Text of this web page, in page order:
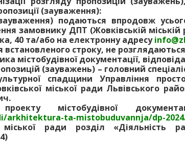
(зауваження):
подаються впродовж
замовнику ДПТ (Жовківській міській
40 та/або на електронну адресуinfo@
встановленого строку, не
містобудівної документації,
(зауважень) – головний
спадщини Управління
міської ради Львівського
містобудівної
arkhitektura-ta-mistobuduvannja/dp-
міської ради розділ «Діяльність